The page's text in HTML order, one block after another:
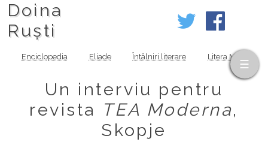
Doina
Ruști
Enciclopedia Eliade Întâlniri literare Litera MOV
Un interviu pentru
revista TEA Moderna,
Skopje